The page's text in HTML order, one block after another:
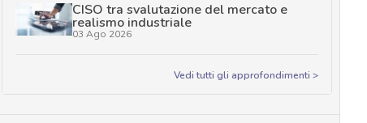
CISO tra svalutazione del mercato e
realismo industriale
03 Ago 2026
Vedi tutti gli approfondimenti >